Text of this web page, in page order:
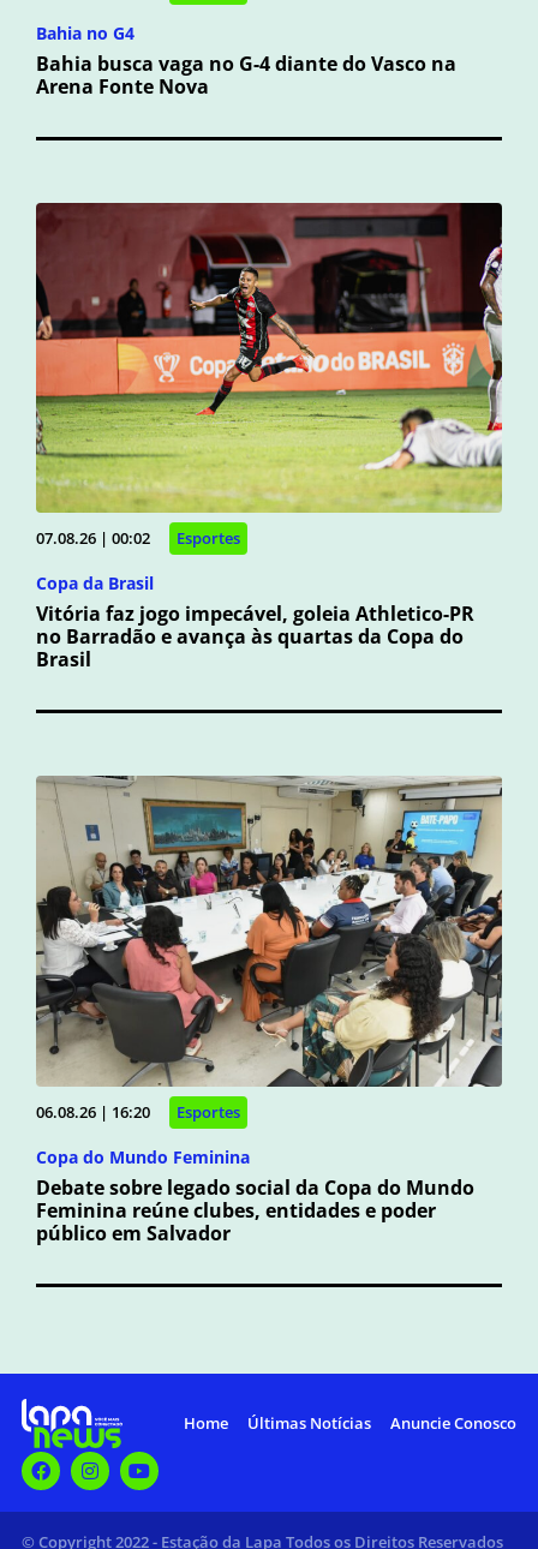
Bahia no G4
Bahia busca vaga no G-4 diante do Vasco na
Arena Fonte Nova
07.08.26 | 00:02 Esportes
Copa da Brasil
Vitória faz jogo impecável, goleia Athletico-PR
no Barradão e avança às quartas da Copa do
Brasil
06.08.26 | 16:20 Esportes
Copa do Mundo Feminina
Debate sobre legado social da Copa do Mundo
Feminina reúne clubes, entidades e poder
público em Salvador
Home Últimas Notícias Anuncie Conosco
© Copyright 2022 - Estação da Lapa Todos os Direitos Reservados